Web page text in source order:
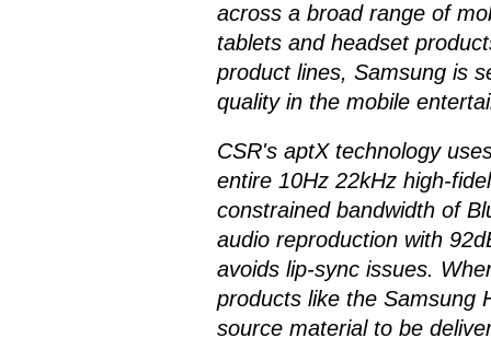
across a broad range of
tablets and headset
product lines, Samsung is
quality in the mobile
CSR's aptX technology
entire 10Hz 22kHz high-
constrained bandwidth of
audio reproduction with
avoids lip-sync issues.
products like the Samsung
source material to be